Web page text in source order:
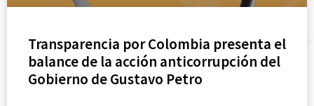
Transparencia por Colombia presenta el
balance de la acción anticorrupción del
Gobierno de Gustavo Petro